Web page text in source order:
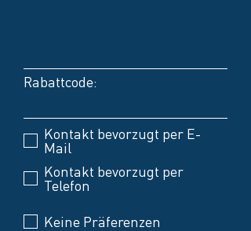
Rabattcode:
Kontakt bevorzugt per E-
Mail
Kontakt bevorzugt per
Telefon
Keine Präferenzen